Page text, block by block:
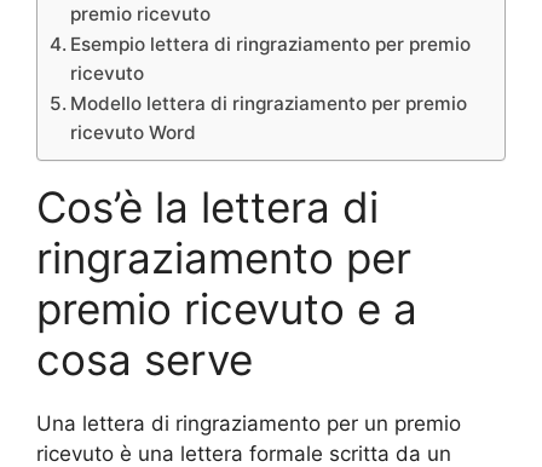
premio ricevuto
Esempio lettera di ringraziamento per premio
ricevuto
Modello lettera di ringraziamento per premio
ricevuto Word
Cos’è la lettera di
ringraziamento per
premio ricevuto e a
cosa serve
Una lettera di ringraziamento per un premio
ricevuto è una lettera formale scritta da un